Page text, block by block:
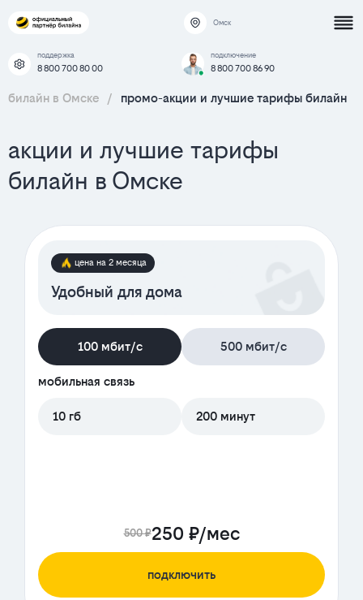
Омск
поддержка
8 800 700 80 00
подключение
8 800 700 86 90
билайн в Омске / промо-акции и лучшие тарифы билайн
акции и лучшие тарифы
билайн в Омске
цена на 2 месяца
Удобный для дома
100 мбит/с 500 мбит/с
мобильная связь
10 гб 200 минут
500 ₽250 ₽/мес
подключить